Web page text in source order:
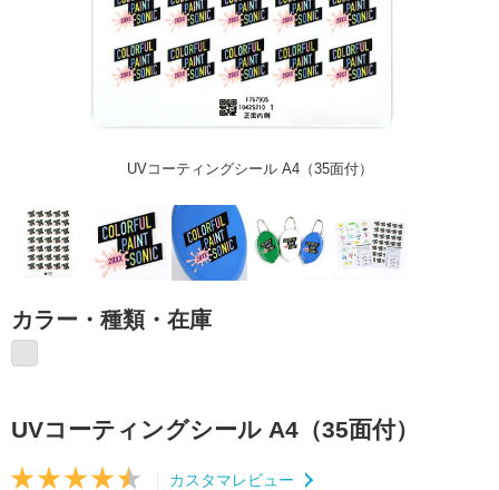
UVコーティングシール A4（35面付）
カラー・種類・在庫
UVコーティングシール A4（35面付）
カスタマレビュー